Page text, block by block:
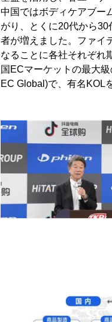
中国ではボディケアブー
がり、とくに20代から
者が増えました。ファイ
なることに各社それぞれ
国ECマーケットの最大
EC Global)で、有名KOL